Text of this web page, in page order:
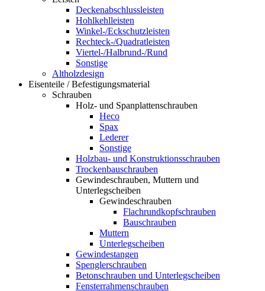
Deckenabschlussleisten
Hohlkehlleisten
Winkel-/Eckschutzleisten
Rechteck-/Quadratleisten
Viertel-/Halbrund-/Rund
Sonstige
Altholzdesign
Eisenteile / Befestigungsmaterial
Schrauben
Holz- und Spanplattenschrauben
Heco
Spax
Lederer
Sonstige
Holzbau- und Konstruktionsschrauben
Trockenbauschrauben
Gewindeschrauben, Muttern und
Unterlegscheiben
Gewindeschrauben
Flachrundkopfschrauben
Bauschrauben
Muttern
Unterlegscheiben
Gewindestangen
Spenglerschrauben
Betonschrauben und Unterlegscheiben
Fensterrahmenschrauben